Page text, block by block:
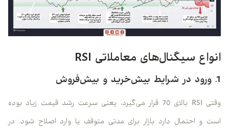
انواع سیگنال‌های معاملاتی RSI
1. ورود در شرایط بیش‌خرید و بیش‌فروش
وقتی RSI بالای 70 قرار می‌گیرد، یعنی سرعت رشد قیمت زیاد بوده
است و احتمال دارد بازار برای مدتی متوقف یا وارد اصلاح شود. در